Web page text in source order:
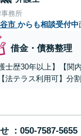
務所
市 からも相談受付中
借金・債務整理
護士歴30年以上】【
法テラス利用可】分